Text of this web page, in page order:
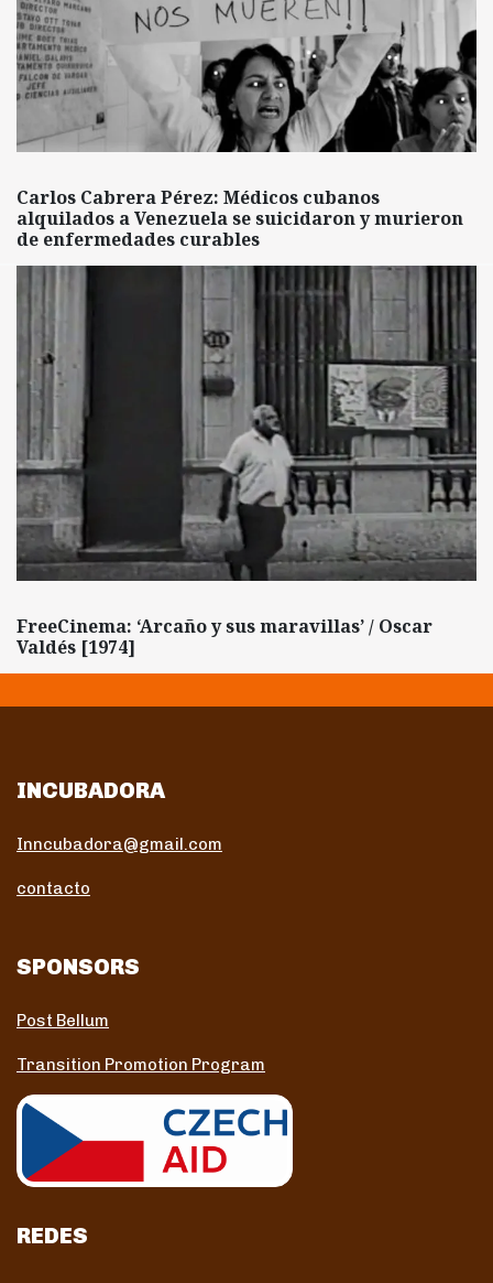
Carlos Cabrera Pérez: Médicos cubanos
alquilados a Venezuela se suicidaron y murieron
de enfermedades curables
FreeCinema: ‘Arcaño y sus maravillas’ / Oscar
Valdés [1974]
INCUBADORA
Inncubadora@gmail.com
contacto
SPONSORS
Post Bellum
Transition Promotion Program
REDES